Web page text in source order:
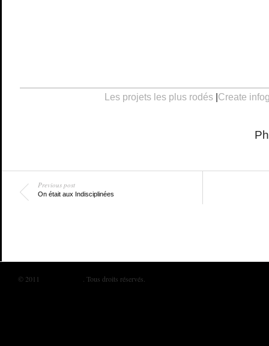
Les projets les plus rodés| Create
Previous post
On était aux Indisciplinées
© 2011 . Tous droits réservés.